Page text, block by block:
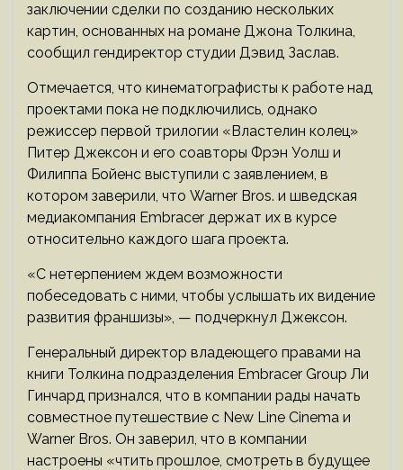
заключении сделки по созданию нескольких
картин, основанных на романе Джона Толкина,
сообщил гендиректор студии Дэвид Заслав.
Отмечается, что кинематографисты к работе над
проектами пока не подключились, однако
режиссер первой трилогии «Властелин колец»
Питер Джексон и его соавторы Фрэн Уолш и
Филиппа Бойенс выступили с заявлением, в
котором заверили, что Warner Bros. и шведская
медиакомпания Embracer держат их в курсе
относительно каждого шага проекта.
«С нетерпением ждем возможности
побеседовать с ними, чтобы услышать их видение
развития франшизы», — подчеркнул Джексон.
Генеральный директор владеющего правами на
книги Толкина подразделения Embracer Group Ли
Гинчард признался, что в компании рады начать
совместное путешествие с New Line Cinema и
Warner Bros. Он заверил, что в компании
настроены «чтить прошлое, смотреть в будущее